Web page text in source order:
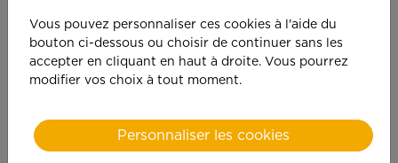
référent(e)s salariés à animateurs réseau...
Les évolutions sont nombreuses au sein de l'APEFet nous
remercions toutes et tous ceux qui participent à faire
d'APEF une entreprise humaine, bienveillante et tournée
Vous pouvez personnaliser ces cookies à l'aide du
bouton ci-dessous ou choisir de continuer sans les
accepter en cliquant en haut à droite. Vous pourrez
modifier vos choix à tout moment.
Personnaliser les cookies